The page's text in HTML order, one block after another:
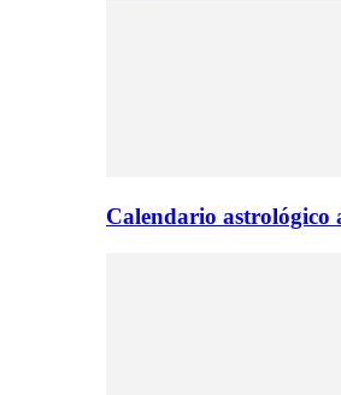
Calendario astrológico